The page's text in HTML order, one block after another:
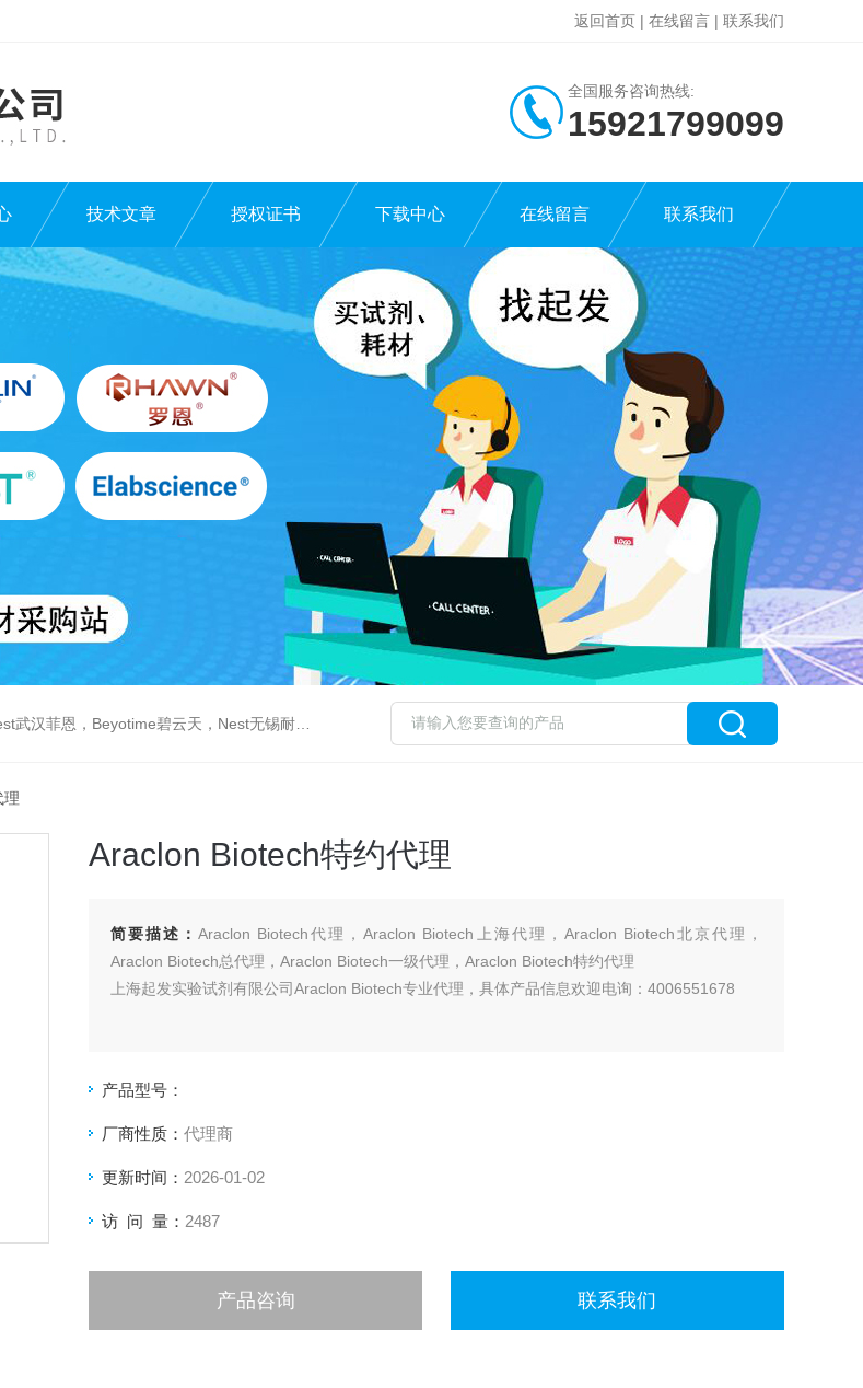
返回首页 | 在线留言 | 联系我们
全国服务咨询热线:
15921799099
技术文章 授权证书 下载中心 在线留言 联系我们
思，Elabscience伊莱瑞特，Macklin麦克林生物，Cobioer科佰生物
理
Araclon Biotech特约代理
简要描述：Araclon Biotech代理，Araclon Biotech上海代理，Araclon Biotech北京代理，
Araclon Biotech总代理，Araclon Biotech一级代理，Araclon Biotech特约代理
上海起发实验试剂有限公司Araclon Biotech专业代理，具体产品信息欢迎电询：4006551678
产品型号：
厂商性质： 代理商
更新时间： 2026-01-02
访 问 量： 2487
产品咨询 联系我们